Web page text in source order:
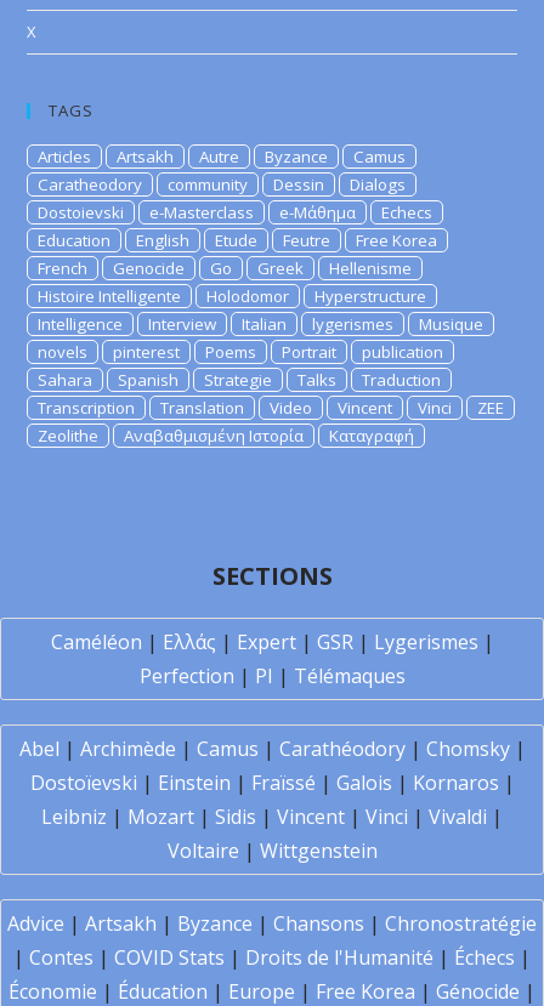
X
TAGS
Articles Artsakh Autre Byzance
Camus
Caratheodory
community Dessin
Dialogs
Dostoievski
e-Masterclass e-Μάθημα
Echecs
Education
English Etude Feutre
Free Korea
French
Genocide Go Greek
Hellenisme
Histoire Intelligente
Holodomor
Hyperstructure
Intelligence
Interview Italian lygerismes
Musique
novels
pinterest Poems Portrait
publication
Sahara
Spanish Strategie Talks
Traduction
Transcription
Translation Video Vincent Vinci
ZEE
Zeolithe
Αναβαθμισμένη Ιστορία Καταγραφή
SECTIONS
Caméléon | Ελλάς | Expert| GSR| Lygerismes |
Perfection | PI | Télémaques
Abel | Archimède | Camus | Carathéodory| Chomsky|
Dostoïevski | Einstein | Fraïssé | Galois | Kornaros |
Leibniz | Mozart | Sidis | Vincent | Vinci | Vivaldi |
Voltaire | Wittgenstein
Advice | Artsakh | Byzance | Chansons | Chronostratégie
| Contes | COVID Stats | Droits de l'Humanité | Échecs |
Économie | Éducation | Europe | Free Korea | Génocide |